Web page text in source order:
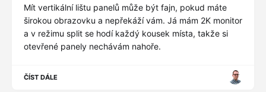
Mít vertikální lištu panelů může být fajn, pokud máte
širokou obrazovku a nepřekáží vám. Já mám 2K monitor
a v režimu split se hodí každý kousek místa, takže si
otevřené panely nechávám nahoře.
ČÍST DÁLE